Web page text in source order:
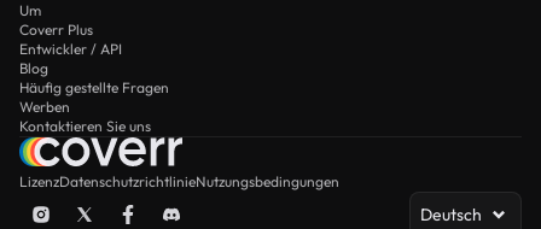
Um
Coverr Plus
Entwickler / API
Blog
Häufig gestellte Fragen
Werben
Kontaktieren Sie uns
LizenzDatenschutzrichtlinieNutzungsbedingungen
Deutsch